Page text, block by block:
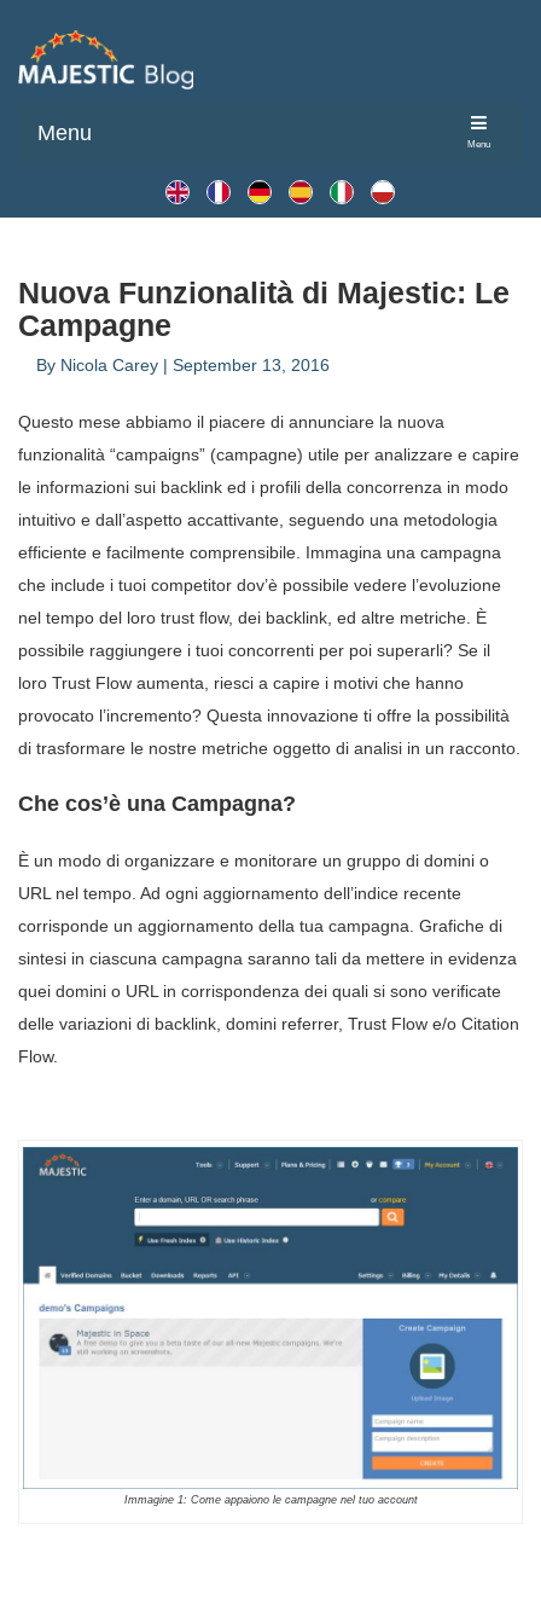
Menu
Menu
Nuova Funzionalità di Majestic: Le
Campagne
By Nicola Carey | September 13, 2016
Questo mese abbiamo il piacere di annunciare la nuova
funzionalità “campaigns” (campagne) utile per analizzare e capire
le informazioni sui backlink ed i profili della concorrenza in modo
intuitivo e dall’aspetto accattivante, seguendo una metodologia
efficiente e facilmente comprensibile. Immagina una campagna
che include i tuoi competitor dov’è possibile vedere l’evoluzione
nel tempo del loro trust flow, dei backlink, ed altre metriche. È
possibile raggiungere i tuoi concorrenti per poi superarli? Se il
loro Trust Flow aumenta, riesci a capire i motivi che hanno
provocato l’incremento? Questa innovazione ti offre la possibilità
di trasformare le nostre metriche oggetto di analisi in un racconto.
Che cos’è una Campagna?
È un modo di organizzare e monitorare un gruppo di domini o
URL nel tempo. Ad ogni aggiornamento dell’indice recente
corrisponde un aggiornamento della tua campagna. Grafiche di
sintesi in ciascuna campagna saranno tali da mettere in evidenza
quei domini o URL in corrispondenza dei quali si sono verificate
delle variazioni di backlink, domini referrer, Trust Flow e/o Citation
Flow.
Immagine 1: Come appaiono le campagne nel tuo account